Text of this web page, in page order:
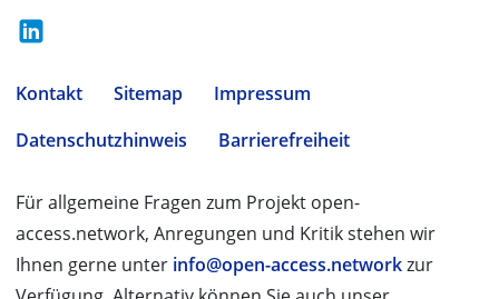
Kontakt Sitemap
Impressum
Datenschutzhinweis
Barrierefreiheit
Für allgemeine Fragen zum Projekt open-
access.network, Anregungen und Kritik stehen wir
Ihnen gerne unter info@open-access.networkzur